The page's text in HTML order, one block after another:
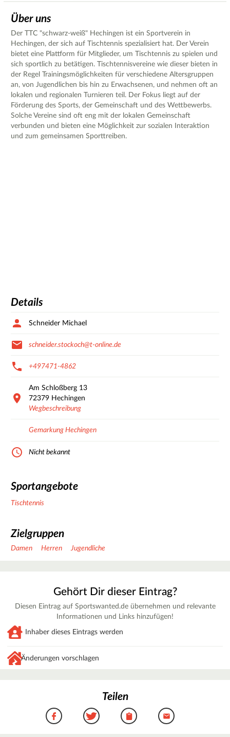
Über uns
Der TTC "schwarz-weiß" Hechingen ist ein Sportverein in
Hechingen, der sich auf Tischtennis spezialisiert hat. Der Verein
bietet eine Plattform für Mitglieder, um Tischtennis zu spielen und
sich sportlich zu betätigen. Tischtennisvereine wie dieser bieten in
der Regel Trainingsmöglichkeiten für verschiedene Altersgruppen
an, von Jugendlichen bis hin zu Erwachsenen, und nehmen oft an
lokalen und regionalen Turnieren teil. Der Fokus liegt auf der
Förderung des Sports, der Gemeinschaft und des Wettbewerbs.
Solche Vereine sind oft eng mit der lokalen Gemeinschaft
verbunden und bieten eine Möglichkeit zur sozialen Interaktion
und zum gemeinsamen Sporttreiben.
Details
Schneider Michael
schneider.stockoch@t-online.de
+497471-4862
Am Schloßberg 13
72379 Hechingen
Wegbeschreibung
Gemarkung Hechingen
Nicht bekannt
Sportangebote
Tischtennis
Zielgruppen
Damen Herren Jugendliche
Gehört Dir dieser Eintrag?
Diesen Eintrag auf Sportswanted.de übernehmen und relevante
Informationen und Links hinzufügen!
Inhaber dieses Eintrags werden
Änderungen vorschlagen
Teilen